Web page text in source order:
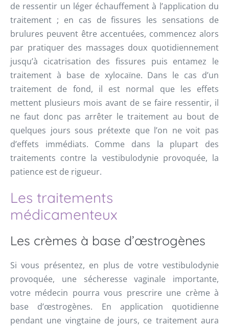
de ressentir un léger échauffement à l’application du
traitement ; en cas de fissures les sensations de
brulures peuvent être accentuées, commencez alors
par pratiquer des massages doux quotidiennement
jusqu’à cicatrisation des fissures puis entamez le
traitement à base de xylocaïne. Dans le cas d’un
traitement de fond, il est normal que les effets
mettent plusieurs mois avant de se faire ressentir, il
ne faut donc pas arrêter le traitement au bout de
quelques jours sous prétexte que l’on ne voit pas
d’effets immédiats. Comme dans la plupart des
traitements contre la vestibulodynie provoquée, la
patience est de rigueur.
Les traitements
médicamenteux
Les crèmes à base d’œstrogènes
Si vous présentez, en plus de votre vestibulodynie
provoquée, une sécheresse vaginale importante,
votre médecin pourra vous prescrire une crème à
base d’œstrogènes. En application quotidienne
pendant une vingtaine de jours, ce traitement aura